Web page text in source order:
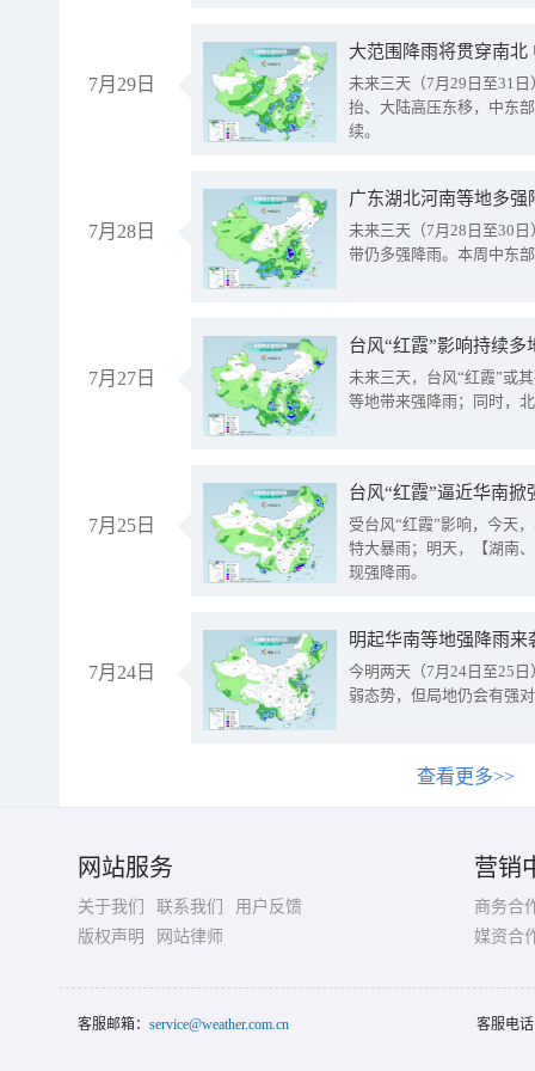
7月29日
大范围降雨将贯穿南
未来三天（7月29日至31
抬、大陆高压东移，中东
续。
7月28日
广东湖北河南等地多
未来三天（7月28日至30
带仍多强降雨。本周中东
7月27日
台风“红霞”影响持续
未来三天，台风“红霞”或
等地带来强降雨；同时，
7月25日
台风“红霞”逼近华南
受台风“红霞”影响，今天
特大暴雨；明天，【湖南
现强降雨。
7月24日
明起华南等地强降雨
今明两天（7月24日至25
弱态势，但局地仍会有强
查看更多>>
网站服务
关于我们 联系我们
用户反馈
版权声明
网站律师
营销
商务合
媒资合
客服邮箱： service@weather.com.cn 客服电